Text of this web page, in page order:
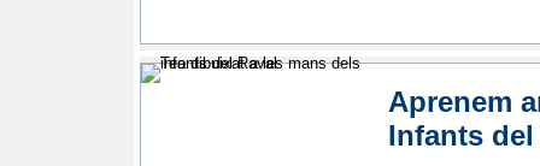
Aprenem
Infants del